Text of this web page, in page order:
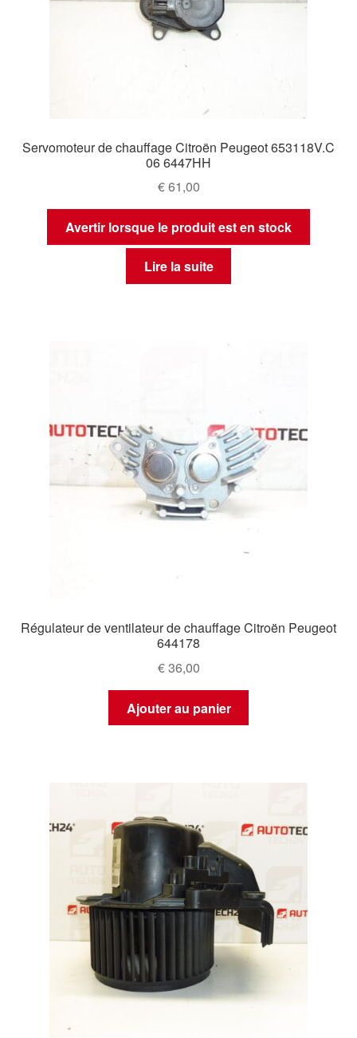
Servomoteur de chauffage Citroën Peugeot 653118V.C
06 6447HH
€61,00
Avertir lorsque le produit est en stock
Lire la suite
Régulateur de ventilateur de chauffage Citroën Peugeot
644178
€36,00
Ajouter au panier